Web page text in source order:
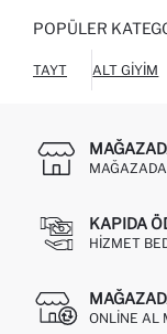
POPÜLER
TAYT ALT GIYIM
KAPIDA
HIZMET
ONLINE AL